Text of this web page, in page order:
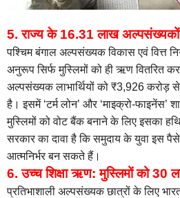
5. राज्य के 16.31 लाख
पश्चिम बंगाल अल्पसंख्यक विकास एवं वित्त
अनुरूप सिर्फ मुस्लिमों को ही ऋण वितरित
अल्पसंख्यक लाभार्थियों को ₹3,926 करोड़
है। इसमें ‘टर्म लोन’ और ‘माइक्रो-फाइनेंस’
मुस्लिमों को वोट बैंक बनाने के लिए इसका
सरकार का दावा है कि समुदाय के युवा इस
आत्मनिर्भर बन सकते हैं।
6. उच्च शिक्षा ऋण: मुस्लिमों को 30
प्रतिभाशाली अल्पसंख्यक छात्रों के लिए भारत